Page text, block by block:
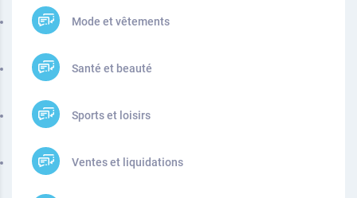
Mode et vêtements
Santé et beauté
Sports et loisirs
Ventes et liquidations